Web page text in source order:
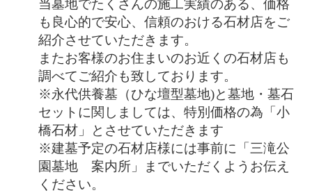
当墓地でたくさんの施工実績のある、価格
も良心的で安心、信頼のおける石材店をご
紹介させていただきます。
またお客様のお住まいのお近くの石材店も
調べてご紹介も致しております。
※永代供養墓（ひな壇型墓地)と墓地・墓石
セットに関しましては、特別価格の為「小
橋石材」とさせていただきます
※建墓予定の石材店様には事前に「三滝公
園墓地 案内所」までいただくようお伝え
ください。